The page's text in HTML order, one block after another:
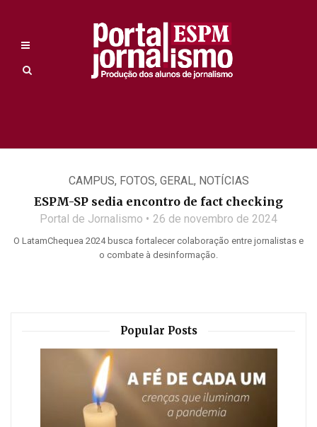
CAMPUS, FOTOS, GERAL, NOTÍCIAS
ESPM-SP sedia encontro de fact checking
Portal de Jornalismo 26 de novembro de 2024
O LatamChequea 2024 busca fortalecer colaboração entre jornalistas e
o combate à desinformação.
Popular Posts